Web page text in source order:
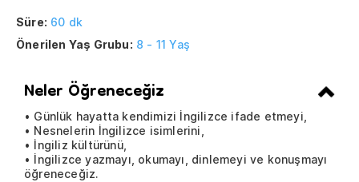
Süre: 60 dk
Önerilen Yaş Grubu: 8 - 11 Yaş
Neler Öğreneceğiz
• Günlük hayatta kendimizi İngilizce ifade etmeyi,
• Nesnelerin İngilizce isimlerini,
• İngiliz kültürünü,
• İngilizce yazmayı, okumayı, dinlemeyi ve konuşmayı
öğreneceğiz.